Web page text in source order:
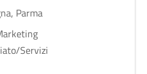
, Parma
Servizi